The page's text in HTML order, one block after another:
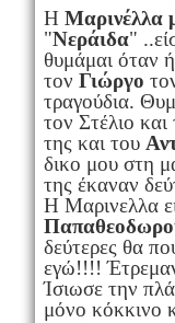
Η Μαρινέλλα
"Νεράιδα"
θυμάμαι όταν
τον Γιώργο
τραγούδια.
τον Στέλιο
της και του
δικο μου στη
της έκαναν
Η Μαρινελλα
δεύτερες θα
εγώ!!!!
Ίσιωσε την
μόνο κόκκινο